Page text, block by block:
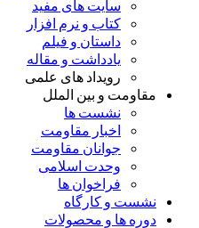
سایت های مفید
کتاب و نرم افزار
داستان و فیلم
یادداشت و مقاله
رویداد های علمی
مقاومت و بین الملل
نشست ها
اخبار مقاومت
جوانان مقاومت
وحدت اسلامی
فراخوان ها
نشست و کارگاه
دوره ها و محصولات